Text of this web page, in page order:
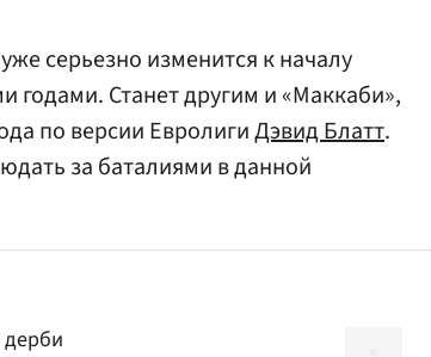
серьезно изменится к началу
Станет другим и «Маккаби»,
по версии ЕвролигиДэвид Блатт.
за баталиями в данной